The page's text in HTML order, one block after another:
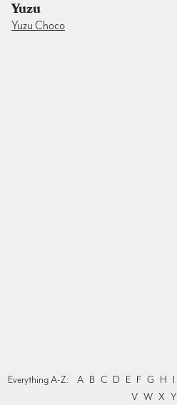
Yuzu
Yuzu Choco
Everything A-Z: A B C D E F G H I
V W X Y